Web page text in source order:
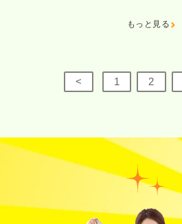
もっと見る
< 1 2